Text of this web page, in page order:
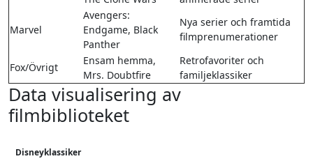
Marvel
Avengers:
Endgame, Black
Panther
Nya serier och framtida
filmprenumerationer
Fox/Övrigt
Ensam hemma,
Mrs. Doubtfire
Retrofavoriter och
familjeklassiker
Data visualisering av
filmbiblioteket
Disneyklassiker